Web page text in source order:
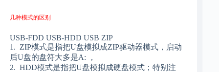
几种模式的区别
USB-FDD USB-HDD USB ZIP
1. ZIP模式是指把U盘模拟成ZIP驱动器模式，启动
后U盘的盘符大多是A: ，
2. HDD模式是指把U盘模拟成硬盘模式；特别注